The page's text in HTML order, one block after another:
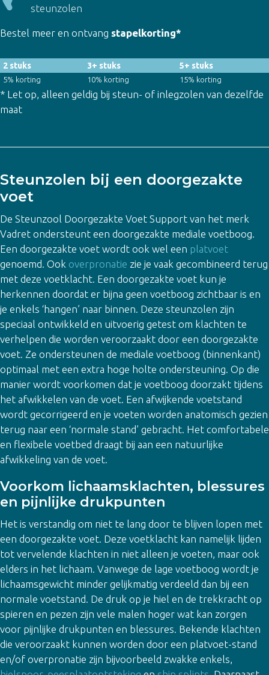
aantal
steunzolen
Bestel meer en ontvang stapelkorting*
2 stuks 3+ stuks 5+ stuks
5% korting 10% korting 15% korting
* Let op, alleen geldig bij steun- of inlegzolen van dezelfde
maat
Steunzolen bij een doorgezakte
voet
De Steunzool Doorgezakte Voet Support van het merk
Vadret ondersteunt een doorgezakte mediale voetboog.
Een doorgezakte voet wordt ook wel een platvoet
genoemd. Ook overpronatie zie je vaak gecombineerd terug
met deze voetklacht. Een doorgezakte voet kun je
herkennen doordat er bijna geen voetboog zichtbaar is en
je enkels ‘hangen’ naar binnen. Deze steunzolen zijn
speciaal ontwikkeld en uitvoerig getest om klachten te
verhelpen die worden veroorzaakt door een doorgezakte
voet. Ze ondersteunen de mediale voetboog (binnenkant)
optimaal met een extra hoge holte ondersteuning. Op die
manier wordt voorkomen dat je voetboog doorzakt tijdens
het afwikkelen van de voet. Een afwijkende voetstand
wordt gecorrigeerd en je voeten worden anatomisch gezien
terug naar een ‘normale stand’ gebracht. Het comfortabele
en flexibele voetbed draagt bij aan een natuurlijke
afwikkeling van de voet.
Voorkom lichaamsklachten, blessures
en pijnlijke drukpunten
Het is verstandig om niet te lang door te blijven lopen met
een doorgezakte voet. Deze voetklacht kan namelijk lijden
tot vervelende klachten in niet alleen je voeten, maar ook
elders in het lichaam. Vanwege de lage voetboog wordt je
lichaamsgewicht minder gelijkmatig verdeeld dan bij een
normale voetstand. De druk op je hiel en de trekkracht op
spieren en pezen zijn vele malen hoger wat kan zorgen
voor pijnlijke drukpunten en blessures. Bekende klachten
die veroorzaakt kunnen worden door een platvoet-stand
en/of overpronatie zijn bijvoorbeeld zwakke enkels,